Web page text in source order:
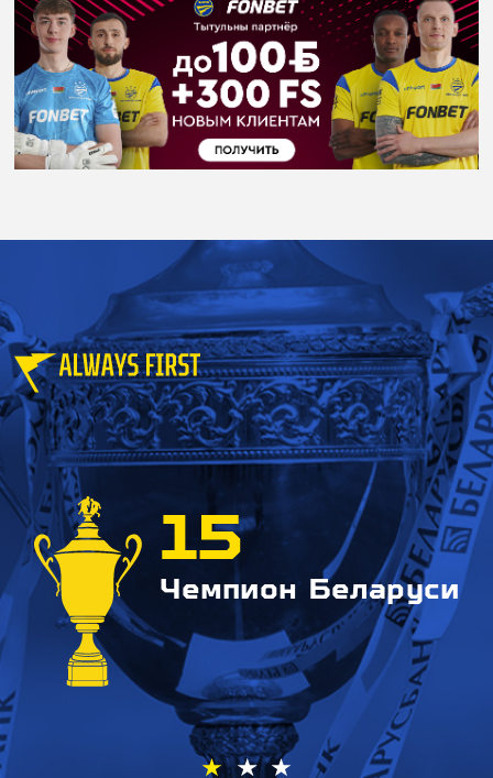
15
Чемпион Беларуси